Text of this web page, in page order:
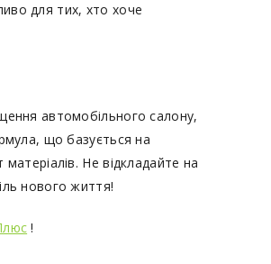
для тих, хто хоче
автомобільного салону,
що базується на
Не відкладайте на
нового життя!
!